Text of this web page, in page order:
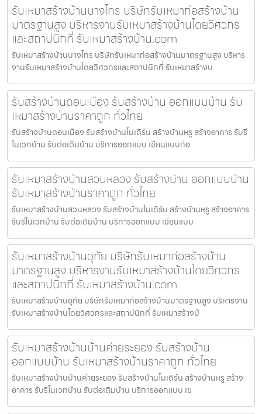
รับเหมาสร้างบ้านบางไทร บริษัทรับเหมาก่อสร้างบ้าน
มาตรฐานสูง บริหารงานรับเหมาสร้างบ้านโดยวิศวกร
และสถาปนิกที่ รับเหมาสร้างบ้าน.com
รับเหมาสร้างบ้านบางไทร บริษัทรับเหมาก่อสร้างบ้านมาตรฐานสูง บริหาร
งานรับเหมาสร้างบ้านโดยวิศวกรและสถาปนิกที่ รับเหมาสร้างบ
รับสร้างบ้านดอนเมือง รับสร้างบ้าน ออกแบบบ้าน รับ
เหมาสร้างบ้านราคาถูก ทั่วไทย
รับสร้างบ้านดอนเมือง รับสร้างบ้านโมเดิร์น สร้างบ้านหรู สร้างอาคาร รับรี
โนเวทบ้าน รับต่อเติมบ้าน บริการออกแบบ เขียนแบบก่อ
รับเหมาสร้างบ้านสวนหลวง รับสร้างบ้าน ออกแบบบ้าน
รับเหมาสร้างบ้านราคาถูก ทั่วไทย
รับเหมาสร้างบ้านสวนหลวง รับสร้างบ้านโมเดิร์น สร้างบ้านหรู สร้างอาคาร
รับรีโนเวทบ้าน รับต่อเติมบ้าน บริการออกแบบ เขียนแบบ
รับเหมาสร้างบ้านอุทัย บริษัทรับเหมาก่อสร้างบ้าน
มาตรฐานสูง บริหารงานรับเหมาสร้างบ้านโดยวิศวกร
และสถาปนิกที่ รับเหมาสร้างบ้าน.com
รับเหมาสร้างบ้านอุทัย บริษัทรับเหมาก่อสร้างบ้านมาตรฐานสูง บริหารงาน
รับเหมาสร้างบ้านโดยวิศวกรและสถาปนิกที่ รับเหมาสร้างบ้
รับเหมาสร้างบ้านบ้านค่ายระยอง รับสร้างบ้าน
ออกแบบบ้าน รับเหมาสร้างบ้านราคาถูก ทั่วไทย
รับเหมาสร้างบ้านบ้านค่ายระยอง รับสร้างบ้านโมเดิร์น สร้างบ้านหรู สร้าง
อาคาร รับรีโนเวทบ้าน รับต่อเติมบ้าน บริการออกแบบ เข